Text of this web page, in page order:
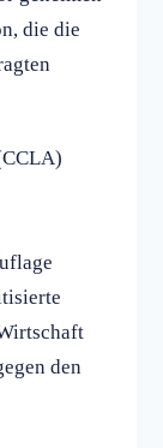
die die
den